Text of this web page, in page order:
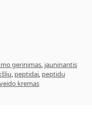
gerinimas, jauninantis
, peptidai, peptidų
veido kremas